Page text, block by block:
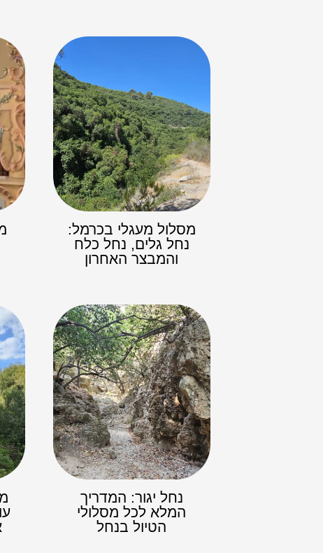
מסלול מעגלי בכרמל:
נחל גלים, נחל כלח
והמבצר האחרון
נחל יגור: המדריך
המלא לכל מסלולי
הטיול בנחל